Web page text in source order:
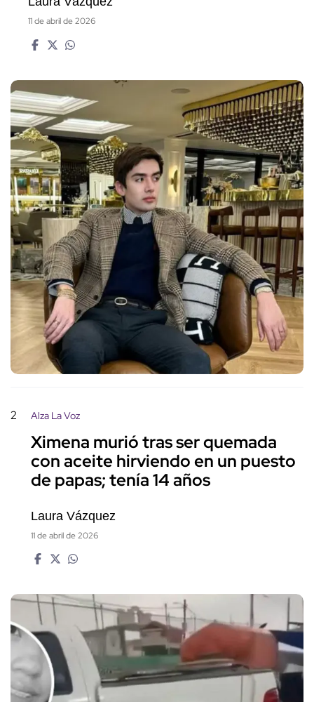
11 de abril de 2026
2 Alza La Voz
Ximena murió tras ser quemada
con aceite hirviendo en un puesto
de papas; tenía 14 años
Laura Vázquez
11 de abril de 2026